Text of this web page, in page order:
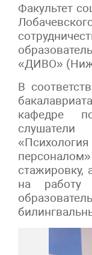
Факультет
«ДИВО»
В
кафедре
стажировку,
на работу